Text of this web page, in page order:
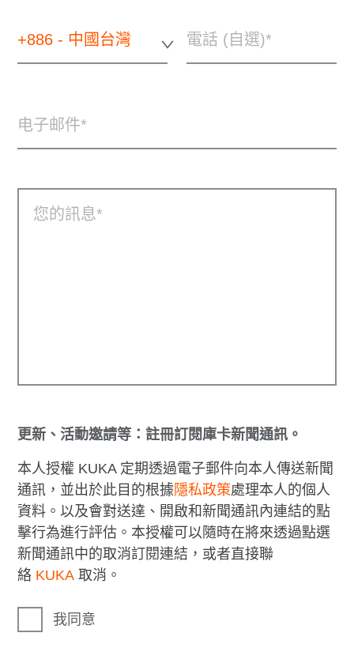
+886 - 中國台灣 電話 (自選)
电子邮件
您的訊息
更新、活動邀請等：註冊訂閱庫卡新聞通訊。
本人授權 KUKA 定期透過電子郵件向本人傳送新聞
通訊，並出於此目的根據 隱私政策處理本人的個人
資料。以及會對送達、開啟和新聞通訊內連結的點
擊行為進行評估。本授權可以隨時在將來透過點選
新聞通訊中的取消訂閱連結，或者直接聯
絡 KUKA 取消。
我同意